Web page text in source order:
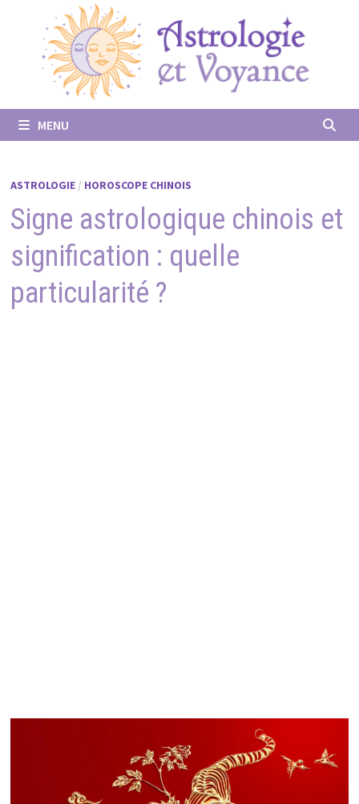
contenu
MENU
ASTROLOGIE/ HOROSCOPE CHINOIS
Signe astrologique chinois et
signification : quelle
particularité ?